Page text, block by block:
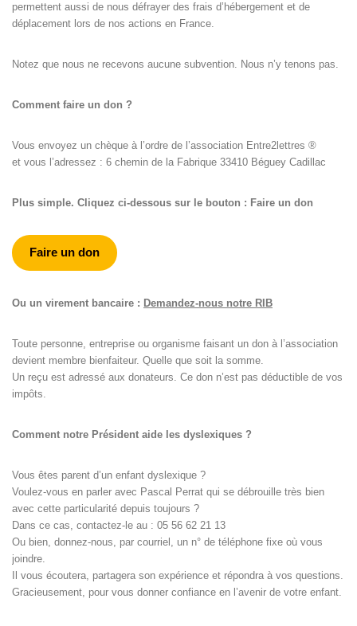
permettent aussi de nous défrayer des frais d’hébergement et de
déplacement lors de nos actions en France.
Notez que nous ne recevons aucune subvention. Nous n’y tenons pas.
Comment faire un don ?
Vous envoyez un chèque à l’ordre de l’association Entre2lettres ®
et vous l’adressez : 6 chemin de la Fabrique 33410 Béguey Cadillac
Plus simple. Cliquez ci-dessous sur le bouton : Faire un don
Faire un don
Ou un virement bancaire : Demandez-nous notre RIB
Toute personne, entreprise ou organisme faisant un don à l’association
devient membre bienfaiteur. Quelle que soit la somme.
Un reçu est adressé aux donateurs. Ce don n’est pas déductible de vos
impôts.
Comment notre Président aide les dyslexiques ?
Vous êtes parent d’un enfant dyslexique ?
Voulez-vous en parler avec Pascal Perrat qui se débrouille très bien
avec cette particularité depuis toujours ?
Dans ce cas, contactez-le au : 05 56 62 21 13
Ou bien, donnez-nous, par courriel, un n° de téléphone fixe où vous
joindre.
Il vous écoutera, partagera son expérience et répondra à vos questions.
Gracieusement, pour vous donner confiance en l’avenir de votre enfant.